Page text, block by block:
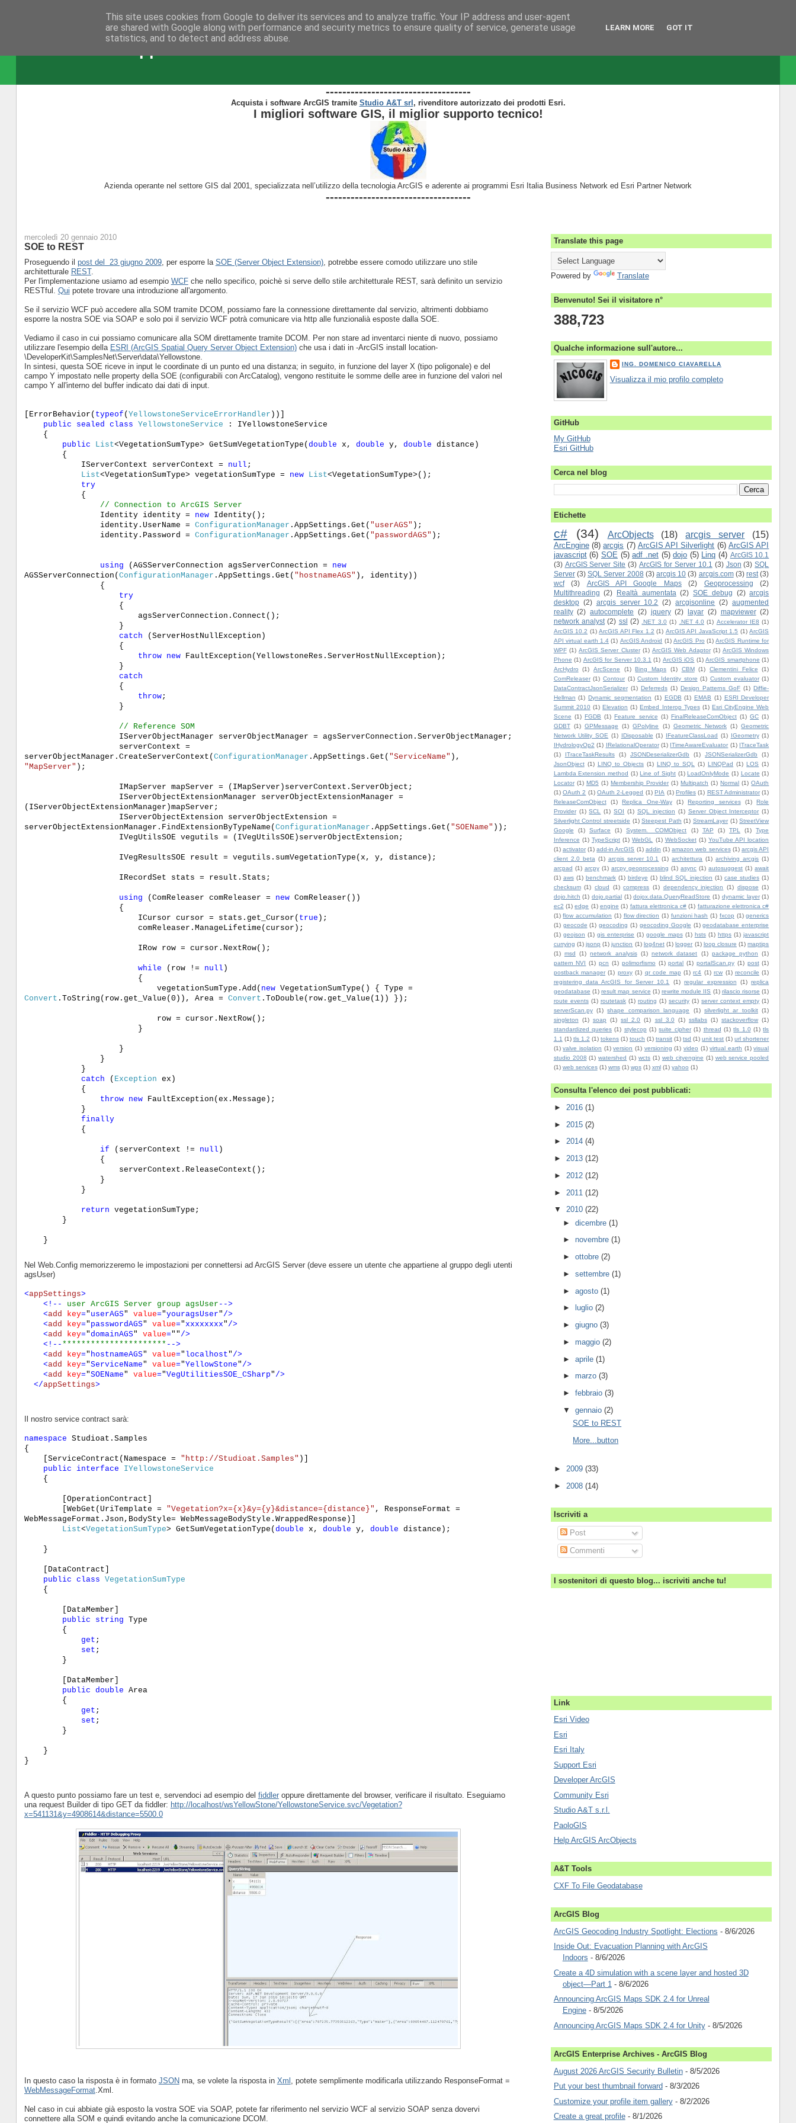
-----------------------------------
Acquista i software ArcGIS tramite Studio A&T srl, rivenditore autorizzato dei prodotti Esri.
I migliori software GIS, il miglior supporto tecnico!
Azienda operante nel settore GIS dal 2001, specializzata nell’utilizzo della tecnologia ArcGIS e aderente ai programmi Esri Italia Business Network ed Esri Partner Network
-----------------------------------
mercoledì 20 gennaio 2010
SOE to REST
Proseguendo il post del 23 giugno 2009, per esporre la SOE (Server Object Extension), potrebbe essere comodo utilizzare uno stile
architetturale REST.
Per l'implementazione usiamo ad esempio WCFche nello specifico, poichè si serve dello stile architetturale REST, sarà definito un servizio
RESTful. Qui potete trovare una introduzione all'argomento.
Se il servizio WCF può accedere alla SOM tramite DCOM, possiamo fare la connessione direttamente dal servizio, altrimenti dobbiamo
esporre la nostra SOE via SOAP e solo poi il servizio WCF potrà comunicare via http alle funzionalià esposte dalla SOE.
Vediamo il caso in cui possiamo comunicare alla SOM direttamente tramite DCOM. Per non stare ad inventarci niente di nuovo, possiamo
utilizzare l'esempio della ESRI (ArcGIS Spatial Query Server Object Extension)che usa i dati in -ArcGIS install location-
\DeveloperKit\SamplesNet\Server\data\Yellowstone.
In sintesi, questa SOE riceve in input le coordinate di un punto ed una distanza; in seguito, in funzione del layer X (tipo poligonale) e del
campo Y impostato nelle property della SOE (configurabili con ArcCatalog), vengono restituite le somme delle aree in funzione del valori nel
campo Y all'interno del buffer indicato dai dati di input.
[ErrorBehavior( typeof ( YellowstoneServiceErrorHandler ))]
public
sealed class YellowstoneService : IYellowstoneService
{
public
List<VegetationSumType> GetSumVegetationType( double x, double y, double distance)
{
IServerContext serverContext = null ;
List<VegetationSumType> vegetationSumType = new List<VegetationSumType>();
try
{
// Connection to ArcGIS Server
Identity identity = newIdentity();
identity.UserName = ConfigurationManager .AppSettings.Get( "userAGS" );
identity.Password = ConfigurationManager .AppSettings.Get( "passwordAGS" );
using (AGSServerConnection agsServerConnection = new
AGSServerConnection( ConfigurationManager .AppSettings.Get( "hostnameAGS" ), identity))
{
try
{
agsServerConnection.Connect();
}
catch (ServerHostNullException)
{
throw
newFaultException(YellowstoneRes.ServerHostNullException);
}
catch
{
throw;
}
// Reference SOM
IServerObjectManager serverObjectManager = agsServerConnection.ServerObjectManager;
serverContext =
serverObjectManager.CreateServerContext( ConfigurationManager .AppSettings.Get( "ServiceName" ),
"MapServer" );
IMapServer mapServer = (IMapServer)serverContext.ServerObject;
IServerObjectExtensionManager serverObjectExtensionManager =
(IServerObjectExtensionManager)mapServer;
IServerObjectExtension serverObjectExtension =
serverObjectExtensionManager.FindExtensionByTypeName( ConfigurationManager .AppSettings.Get( "SOEName" ));
IVegUtilsSOE vegutils = (IVegUtilsSOE)serverObjectExtension;
IVegResultsSOE result = vegutils.sumVegetationType(x, y, distance);
IRecordSet stats = result.Stats;
using (ComReleaser comReleaser = newComReleaser())
{
ICursor cursor = stats.get_Cursor( true );
comReleaser.ManageLifetime(cursor);
IRow row = cursor.NextRow();
while (row != null )
{
vegetationSumType.Add( newVegetationSumType() { Type =
Convert .ToString(row.get_Value(0)), Area = Convert .ToDouble(row.get_Value(1)) });
row = cursor.NextRow();
}
}
}
}
catch ( Exception ex)
{
throw
newFaultException(ex.Message);
}
finally
{
if (serverContext != null )
{
serverContext.ReleaseContext();
}
}
return vegetationSumType;
}
}
Nel Web.Config memorizzeremo le impostazioni per connettersi ad ArcGIS Server (deve essere un utente che appartiene al gruppo degli utenti
agsUser)
<appSettings>
<!--
user ArcGIS Server group agsUser -->
<add key=" userAGS" value="youragsUser" />
<add key=" passwordAGS" value="xxxxxxxx" />
<add key="domainAGS" value="" />
<!-- ********************** -->
<add key=" hostnameAGS" value=" localhost" />
<add key="ServiceName" value="YellowStone" />
<add key="SOEName" value="VegUtilitiesSOE_CSharp" />
</appSettings>
Il nostro service contract sarà:
namespace Studioat.Samples
{
[ServiceContract(Namespace = "http://Studioat.Samples" )]
public
interface
IYellowstoneService
{
[OperationContract]
[WebGet(UriTemplate = "Vegetation?x={x}&y={y}&distance={distance}" , ResponseFormat =
WebMessageFormat.Json,BodyStyle= WebMessageBodyStyle.WrappedResponse)]
List<VegetationSumType> GetSumVegetationType( double x, double y, double distance);
}
[DataContract]
public class VegetationSumType
{
[DataMember]
public
string Type
{
get ;
set ;
}
[DataMember]
public double Area
{
get ;
set ;
}
}
}
A questo punto possiamo fare un test e, servendoci ad esempio del fiddleroppure direttamente del browser, verificare il risultato. Eseguiamo
una request Builder di tipo GET da fiddler: http://localhost/wsYellowStone/YellowstoneService.svc/Vegetation?
x=541131&y=4908614&distance=5500.0
In questo caso la risposta è in formato JSONma, se volete la risposta in Xml , potete semplimente modificarla utilizzando ResponseFormat =
WebMessageFormat.Xml.
Nel caso in cui abbiate già esposto la vostra SOE via SOAP, potete far riferimento nel servizio WCF al servizio SOAP senza dovervi
connettere alla SOM e quindi evitando anche la comunicazione DCOM.
Translate this page
Powered by Translate
Benvenuto! Sei il visitatore n°
388,723
Qualche informazione sull'autore...
ING. DOMENICO CIAVARELLA
Visualizza il mio profilo completo
GitHub
My GitHub
Esri GitHub
Cerca nel blog
Etichette
c# (34) ArcObjects (18) arcgis server (15)
ArcEngine (8) arcgis (7) ArcGIS API Silverlight (6) ArcGIS API
javascript (6) SOE (5) adf .net (5) dojo (5) Linq (4) ArcGIS 10.1
(3) ArcGIS Server Site (3) ArcGIS for Server 10.1 (3) Json (3) SQL
Server (3) SQL Server 2008 (3) arcgis 10 (3) arcgis.com (3) rest (3)
wcf
(3) ArcGIS API Google Maps (2) Geoprocessing
(2)
Multithreading (2) Realtà aumentata (2) SOE debug (2) arcgis
desktop (2) arcgis server 10.2 (2) arcgisonline (2) augmented
reality (2) autocomplete (2) jquery (2) layar (2) mapviewer (2)
network analyst (2) ssl (2) .NET 3.0 (1) .NET 4.0 (1) Accelerator IE8 (1)
ArcGIS 10.2 (1) ArcGIS API Flex 1.2 (1) ArcGIS API JavaScript 1.5 (1) ArcGIS
API virtual earth 1.4 (1) ArcGIS Android (1) ArcGIS Pro (1) ArcGIS Runtime for
WPF (1) ArcGIS Server Cluster (1) ArcGIS Web Adaptor (1) ArcGIS Windows
Phone (1) ArcGIS for Server 10.3.1 (1) ArcGIS iOS (1) ArcGIS smartphone (1)
ArcHydro
(1) ArcScene (1) Bing Maps (1) CBM (1) Clementini Felice
(1)
ComReleaser (1) Contour (1) Custom Identity store (1) Custom evaluator (1)
DataContractJsonSerializer (1) Deferreds (1) Design Patterns GoF (1) Diffie-
Hellman (1) Dynamic segmentation (1) EGDB (1) EMAB (1) ESRI Developer
Summit 2010 (1) Elevation (1) Embed Interop Types (1) Esri CityEngine Web
Scene (1) FGDB (1) Feature service (1) FinalReleaseComObject (1) GC (1)
GDBT (1) GPMessage (1) GPolyline (1) Geometric Network (1) Geometric
Network Utility SOE (1) IDisposable (1) IFeatureClassLoad (1) IGeometry (1)
IHydrologyOp2 (1) IRelationalOperator (1) ITimeAwareEvaluator (1) ITraceTask
(1)
ITraceTaskResults (1) JSONDeserializerGdb (1) JSONSerializerGdb
(1)
JsonObject (1) LINQ to Objects (1) LINQ to SQL (1) LINQPad (1) LOS (1)
Lambda Extension method (1) Line of Sight (1) LoadOnlyMode (1) Locate (1)
Locator (1) MD5 (1) Membership Provider (1) Multipatch (1) Normal (1) OAuth
(1) OAuth 2 (1) OAuth 2-Legged (1) PIA (1) Profiles (1) REST Administrator (1)
ReleaseComObject
(1) Replica One-Way (1) Reporting services (1)
Role
Provider (1) SCL (1) SOI (1) SQL injection (1) Server Object Interceptor (1)
Silverlight Control streetside (1) Steepest Path (1) StreamLayer (1) StreetView
Google
(1) Surface (1) System.__COMObject (1) TAP (1) TPL (1)
Type
Inference (1) TypeScript (1) WebGL (1) WebSocket (1) YouTube API location
(1) activator (1) add-in ArcGIS (1) addin (1) amazon web services (1) arcgis API
client 2.0 beta (1) arcgis server 10.1 (1) architettura (1) archiving arcgis (1)
arcpad (1) arcpy (1) arcpy geoprocessing (1) async (1) autosuggest (1) await
(1) aws (1) benchmark (1) birdeye (1) blind SQL injection (1) case studies (1)
checksum (1) cloud (1) compress (1) dependency injection (1) dispose (1)
dojo.hitch (1) dojo.partial (1) dojox.data.QueryReadStore (1) dynamic layer (1)
ec2 (1) edge (1) engine (1) fattura elettronica c# (1) fatturazione elettronica c#
(1) flow accumulation (1) flow direction (1) funzioni hash (1) fxcop (1) generics
(1) geocode (1) geocoding (1) geocoding Google (1) geodatabase enterprise
(1) geojson (1) gis enterprise (1) google maps (1) hsts (1) https (1) javascript
currying (1) jsonp (1) junction (1) log4net (1) logger (1) loop closure (1) maptips
(1) msd (1) network analysis (1) network dataset (1) package python
(1)
pattern NVI (1) pcn (1) polimorfismo (1) portal (1) portalScan.py (1) post (1)
postback manager (1) proxy (1) qr code map (1) rc4 (1) rcw (1) reconcile (1)
registering data ArcGIS for Server 10.1
(1) regular expression (1) replica
geodatabase (1) result map service (1) rewrite module IIS (1) rilascio risorse (1)
route events (1) routetask (1) routing (1) security (1) server context empty (1)
serverScan.py (1) shape comparison language (1) silverlight ar toolkit (1)
singleton
(1) soap (1) ssl 2.0 (1) ssl 3.0 (1) ssllabs (1) stackoverflow (1)
standardized queries (1) stylecop (1) suite cipher (1) thread (1) tls 1.0 (1) tls
1.1 (1) tls 1.2 (1) tokens (1) touch (1) transit (1) tsd (1) unit test (1) url shortener
(1) valve isolation (1) version (1) versioning (1) video (1) virtual earth (1) visual
studio 2008 (1) watershed (1) wcts (1) web cityengine (1) web service pooled
(1) web services (1) wms (1) wps (1) xml (1) yahoo (1)
Consulta l'elenco dei post pubblicati:
► 2016 (1)
► 2015 (2)
► 2014 (4)
► 2013 (12)
► 2012 (12)
► 2011 (12)
▼ 2010 (22)
►dicembre(1)
►novembre(1)
►ottobre(2)
►settembre(1)
►agosto(1)
►
luglio(2)
►giugno(3)
►maggio(2)
►aprile(1)
►marzo(3)
►febbraio(3)
▼gennaio(2)
SOE to REST
More...button
► 2009 (33)
► 2008 (14)
Iscriviti a
Post
Commenti
I sostenitori di questo blog... iscriviti anche tu!
Link
Esri Video
Esri
Esri Italy
Support Esri
Developer ArcGIS
Community Esri
Studio A&T s.r.l.
PaoloGIS
Help ArcGIS ArcObjects
A&T Tools
CXF To File Geodatabase
ArcGIS Blog
ArcGIS Geocoding Industry Spotlight: Elections - 8/6/2026
Inside Out: Evacuation Planning with ArcGIS
Indoors - 8/6/2026
Create a 4D simulation with a scene layer and hosted 3D
object—Part 1 - 8/6/2026
Announcing ArcGIS Maps SDK 2.4 for Unreal
Engine- 8/5/2026
Announcing ArcGIS Maps SDK 2.4 for Unity- 8/5/2026
ArcGIS Enterprise Archives - ArcGIS Blog
August 2026 ArcGIS Security Bulletin- 8/5/2026
Put your best thumbnail forward - 8/3/2026
Customize your profile item gallery- 8/2/2026
Create a great profile- 8/1/2026
This site uses cookies from Google to deliver its services and to analyze traffic. Your IP address and user-agent
are shared with Google along with performance and security metrics to ensure quality of service, generate usage
statistics, and to detect and address abuse.
LEARN MORE GOT IT